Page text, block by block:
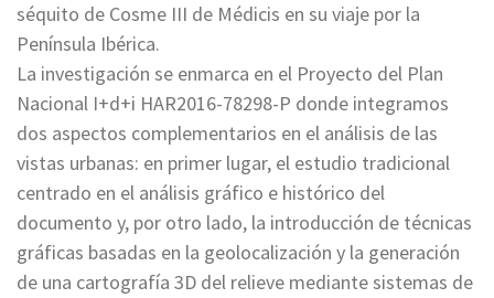
séquito de Cosme III de Médicis en su viaje por la
Península Ibérica.
La investigación se enmarca en el Proyecto del Plan
Nacional I+d+i HAR2016-78298-P donde integramos
dos aspectos complementarios en el análisis de las
vistas urbanas: en primer lugar, el estudio tradicional
centrado en el análisis gráfico e histórico del
documento y, por otro lado, la introducción de técnicas
gráficas basadas en la geolocalización y la generación
de una cartografía 3D del relieve mediante sistemas de